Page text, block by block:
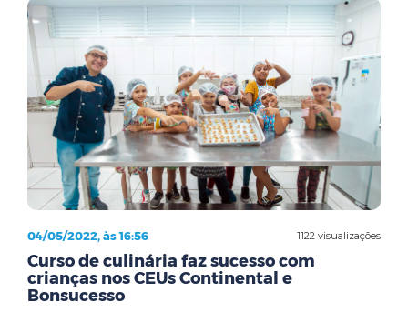
1122 visualizações
04/05/2022, às 16:56
Curso de culinária faz sucesso com
crianças nos CEUs Continental e
Bonsucesso